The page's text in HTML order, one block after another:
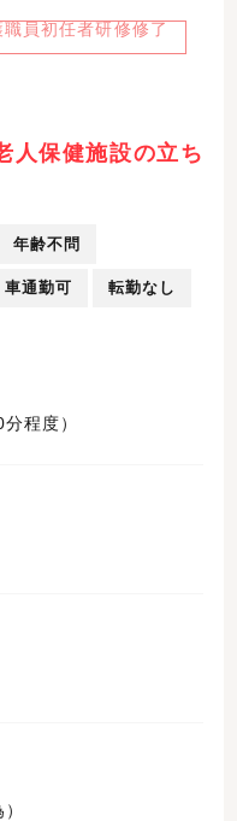
員初任者研修修了
人保健施設の立ち
年齢不問
車通勤可 転勤なし
程度）